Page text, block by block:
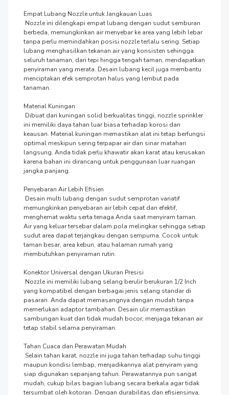
Empat Lubang Nozzle untuk Jangkauan Luas
berbeda, memungkinkan air menyebar ke area yang lebih lebar
tanpa perlu memindahkan posisi nozzle terlalu sering. Setiap
lubang menghasilkan tekanan air yang konsisten sehingga
seluruh tanaman, dari tepi hingga tengah taman, mendapatkan
penyiraman yang merata. Desain lubang kecil juga membantu
menciptakan efek semprotan halus yang lembut pada
tanaman.
Material Kuningan
ini memiliki daya tahan luar biasa terhadap korosi dan
keausan. Material kuningan memastikan alat ini tetap berfungsi
optimal meskipun sering terpapar air dan sinar matahari
langsung. Anda tidak perlu khawatir akan karat atau kerusakan
karena bahan ini dirancang untuk penggunaan luar ruangan
jangka panjang.
Penyebaran Air Lebih Efisien
memungkinkan penyebaran air lebih cepat dan efektif,
menghemat waktu serta tenaga Anda saat menyiram taman.
Air yang keluar tersebar dalam pola melingkar sehingga setiap
sudut area dapat terjangkau dengan sempurna. Cocok untuk
taman besar, area kebun, atau halaman rumah yang
membutuhkan penyiraman rutin.
Konektor Universal dengan Ukuran Presisi
yang kompatibel dengan berbagai jenis selang standar di
pasaran. Anda dapat memasangnya dengan mudah tanpa
memerlukan adaptor tambahan. Desain ulir memastikan
sambungan kuat dan tidak mudah bocor, menjaga tekanan air
tetap stabil selama penyiraman.
Tahan Cuaca dan Perawatan Mudah
maupun kondisi lembap, menjadikannya alat penyiram yang
siap digunakan sepanjang tahun. Perawatannya pun sangat
mudah, cukup bilas bagian lubang secara berkala agar tidak
tersumbat oleh kotoran. Dengan durabilitas dan efisiensinya,